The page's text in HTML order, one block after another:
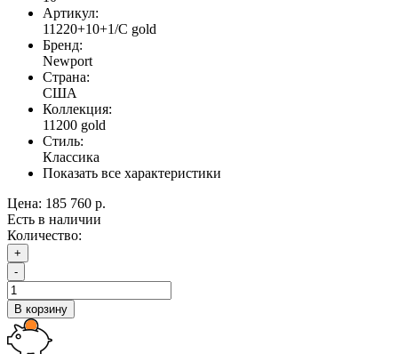
Артикул:
11220+10+1/С gold
Бренд:
Newport
Страна:
США
Коллекция:
11200 gold
Стиль:
Классика
Показать все характеристики
Цена: 185 760 р.
Есть в наличии
Количество:
+
-
В корзину